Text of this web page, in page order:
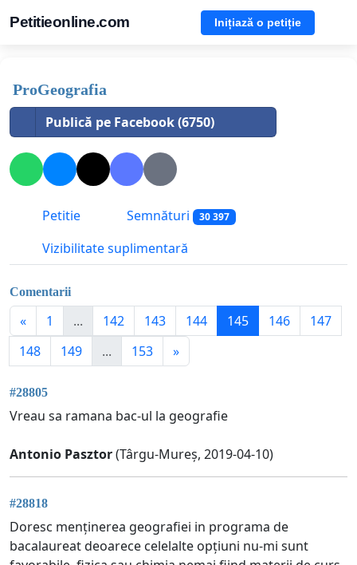
Petitieonline.com Inițiază o petiție
ProGeografia
Publică pe Facebook (6750)
Petitie Semnături 30 397
Vizibilitate suplimentară
Comentarii
« 1 ... 142 143 144 145 146
147
148
149 ... 153 »
#28805
Vreau sa ramana bac-ul la geografie
Antonio Pasztor(Târgu-Mureș, 2019-04-10)
#28818
Doresc menținerea geografiei in programa de
bacalaureat deoarece celelalte opțiuni nu-mi sunt